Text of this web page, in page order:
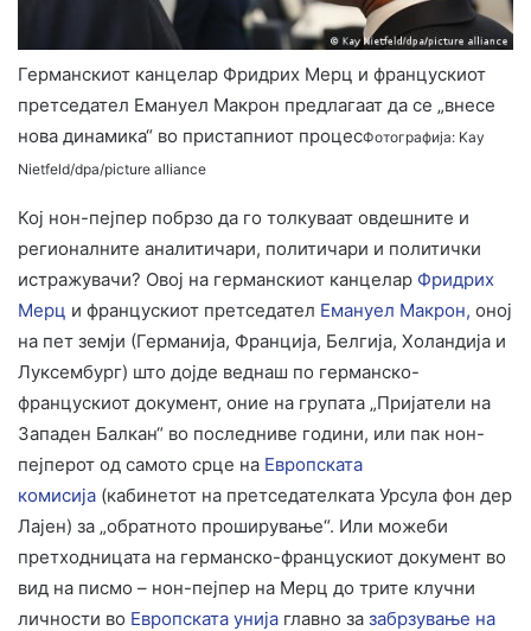
Германскиот канцелар Фридрих Мерц и францускиот
претседател Емануел Макрон предлагаат да се „внесе
нова динамика“ во пристапниот процесФотографија: Kay
Nietfeld/dpa/picture alliance
Кој нон-пејпер побрзо да го толкуваат овдешните и
регионалните аналитичари, политичари и политички
истражувачи? Овој на германскиот канцелар Фридрих
Мерц и францускиот претседател Емануел Макрон, оној
на пет земји (Германија, Франција, Белгија, Холандија и
Луксембург) што дојде веднаш по германско-
францускиот документ, оние на групата „Пријатели на
Западен Балкан“ во последниве години, или пак нон-
пејперот од самото срце на Европската
комисија (кабинетот на претседателката Урсула фон дер
Лајен) за „обратното проширување“. Или можеби
претходницата на германско-францускиот документ во
вид на писмо – нон-пејпер на Мерц до трите клучни
личности во Европската унија главно за забрзување на